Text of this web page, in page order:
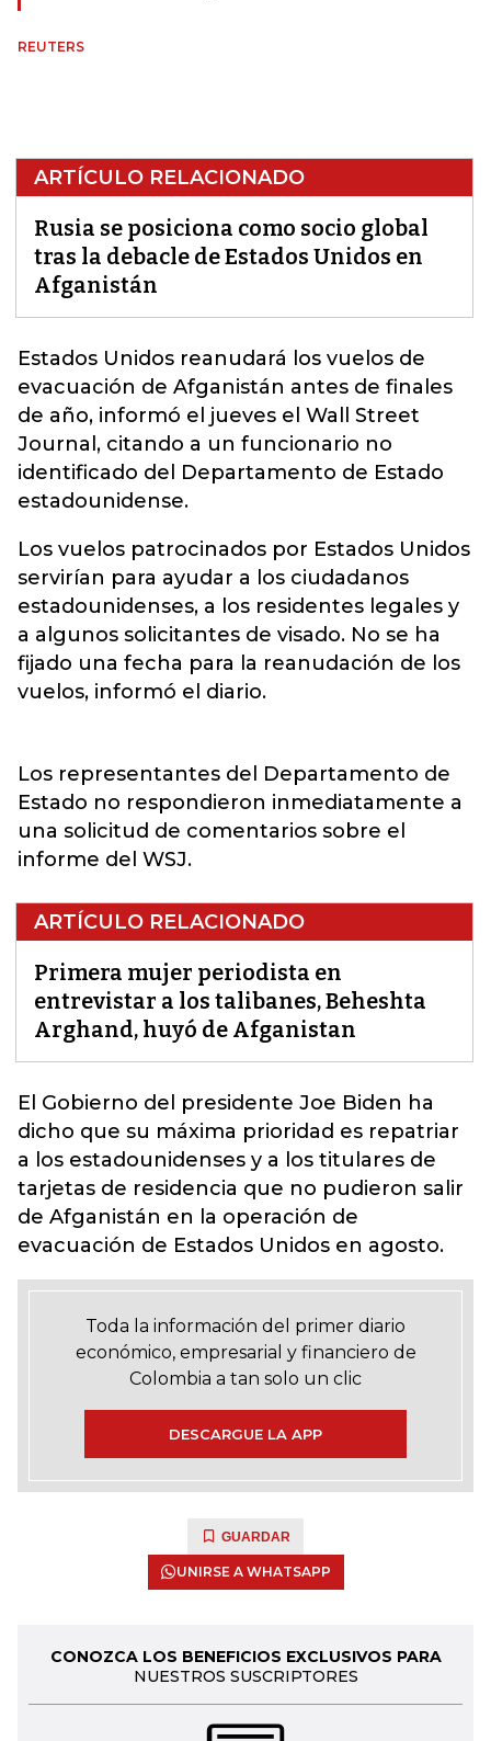
REUTERS
ARTÍCULO RELACIONADO
Rusia se posiciona como socio global
tras la debacle de Estados Unidos en
Afganistán
Estados Unidos reanudará los vuelos de
evacuación de Afganistán antes de finales
de año, informó el jueves el Wall Street
Journal, citando a un funcionario no
identificado del Departamento de Estado
estadounidense.
Los vuelos patrocinados por Estados Unidos
servirían para ayudar a los ciudadanos
estadounidenses, a los residentes legales y
a algunos solicitantes de visado. No se ha
fijado una fecha para la reanudación de los
vuelos, informó el diario.
Los representantes del Departamento de
Estado no respondieron inmediatamente a
una solicitud de comentarios sobre el
informe del WSJ.
ARTÍCULO RELACIONADO
Primera mujer periodista en
entrevistar a los talibanes, Beheshta
Arghand, huyó de Afganistan
El Gobierno del presidente Joe Biden ha
dicho que su máxima prioridad es repatriar
a los estadounidenses y a los titulares de
tarjetas de residencia que no pudieron salir
de Afganistán en la operación de
evacuación de Estados Unidos en agosto.
Toda la información del primer diario
económico, empresarial y financiero de
Colombia a tan solo un clic
DESCARGUE LA APP
GUARDAR
UNIRSE A WHATSAPP
CONOZCA LOS BENEFICIOS EXCLUSIVOS PARA
NUESTROS SUSCRIPTORES